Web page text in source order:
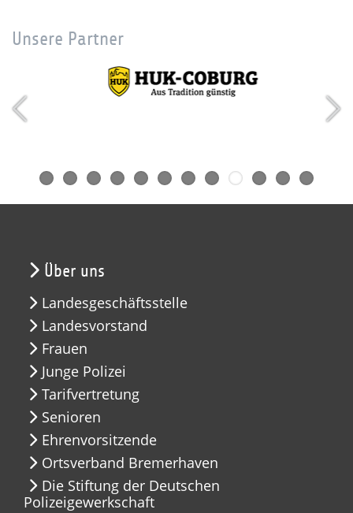
Unsere Partner
Über uns
Landesgeschäftsstelle
Landesvorstand
Frauen
Junge Polizei
Tarifvertretung
Senioren
Ehrenvorsitzende
Ortsverband Bremerhaven
Die Stiftung der Deutschen
Polizeigewerkschaft